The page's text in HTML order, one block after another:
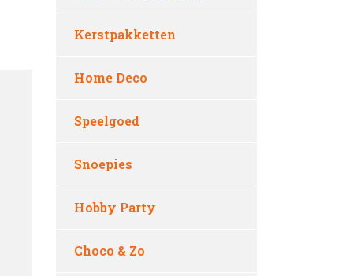
Kerstpakketten
Home Deco
Speelgoed
Snoepies
Hobby Party
Choco & Zo